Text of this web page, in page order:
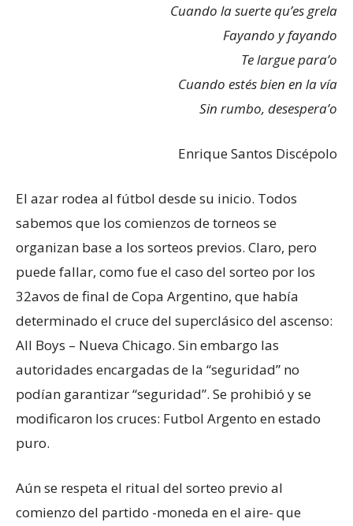
Cuando la suerte qu’es grela
Fayando y fayando
Te largue para’o
Cuando estés bien en la vía
Sin rumbo, desespera’o
Enrique Santos Discépolo
El azar rodea al fútbol desde su inicio. Todos
sabemos que los comienzos de torneos se
organizan base a los sorteos previos. Claro, pero
puede fallar, como fue el caso del sorteo por los
32avos de final de Copa Argentino, que había
determinado el cruce del superclásico del ascenso:
All Boys – Nueva Chicago. Sin embargo las
autoridades encargadas de la “seguridad” no
podían garantizar “seguridad”. Se prohibió y se
modificaron los cruces: Futbol Argento en estado
puro.
Aún se respeta el ritual del sorteo previo al
comienzo del partido -moneda en el aire- que